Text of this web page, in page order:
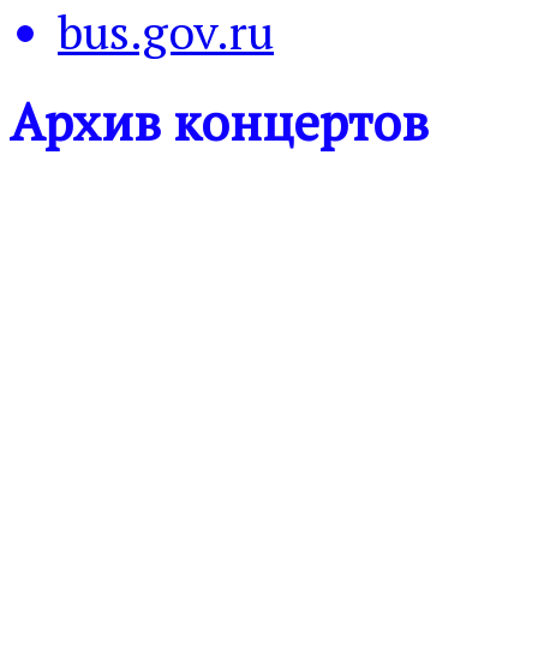
bus.gov.ru
Архив концертов